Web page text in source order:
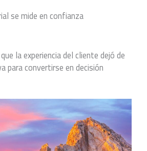
se mide en confianza
la experiencia del cliente dejó de
para convertirse en decisión